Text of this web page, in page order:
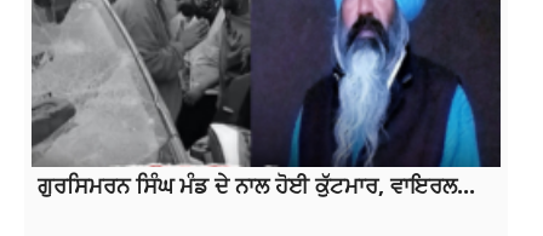
ਗੁਰਸਿਮਰਨ ਸਿੰਘ ਮੰਡ ਦੇ ਨਾਲ ਹੋਈ ਕੁੱਟਮਾਰ, ਵਾਇਰਲ...